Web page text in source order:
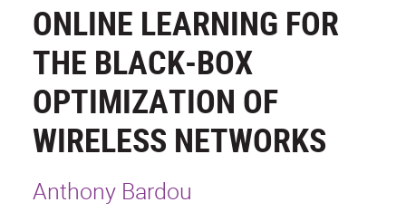
ONLINE LEARNING FOR
THE BLACK-BOX
OPTIMIZATION OF
WIRELESS NETWORKS
Anthony Bardou